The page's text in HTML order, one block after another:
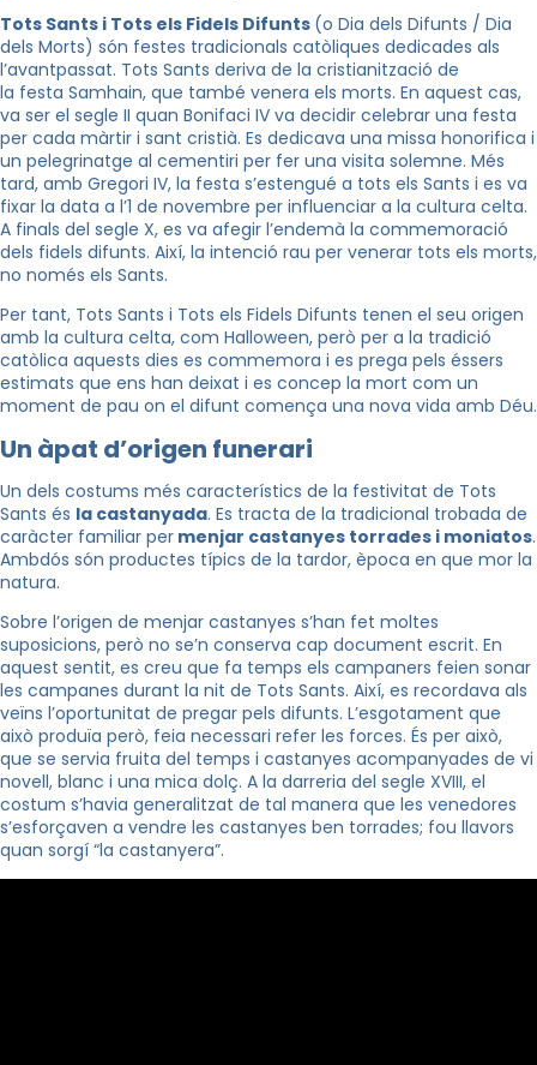
Tots Sants i Tots els Fidels Difunts (o Dia dels Difunts / Dia
dels Morts) són festes tradicionals catòliques dedicades als
l’avantpassat. Tots Sants deriva de la cristianització de
la festa Samhain, que també venera els morts. En aquest cas,
va ser el segle II quan Bonifaci IV va decidir celebrar una festa
per cada màrtir i sant cristià. Es dedicava una missa honorifica i
un pelegrinatge al cementiri per fer una visita solemne. Més
tard, amb Gregori IV, la festa s’estengué a tots els Sants i es va
fixar la data a l’1 de novembre per influenciar a la cultura celta.
A finals del segle X, es va afegir l’endemà la commemoració
dels fidels difunts. Així, la intenció rau per venerar tots els morts,
no només els Sants.
Per tant, Tots Sants i Tots els Fidels Difunts tenen el seu origen
amb la cultura celta, com Halloween, però per a la tradició
catòlica aquests dies es commemora i es prega pels éssers
estimats que ens han deixat i es concep la mort com un
moment de pau on el difunt comença una nova vida amb Déu.
Un àpat d’origen funerari
Un dels costums més característics de la festivitat de Tots
Sants és la castanyada. Es tracta de la tradicional trobada de
caràcter familiar per menjar castanyes torrades i moniatos.
Ambdós són productes típics de la tardor, època en que mor la
natura.
Sobre l’origen de menjar castanyes s’han fet moltes
suposicions, però no se’n conserva cap document escrit. En
aquest sentit, es creu que fa temps els campaners feien sonar
les campanes durant la nit de Tots Sants. Així, es recordava als
veïns l’oportunitat de pregar pels difunts. L’esgotament que
això produïa però, feia necessari refer les forces. És per això,
que se servia fruita del temps i castanyes acompanyades de vi
novell, blanc i una mica dolç. A la darreria del segle XVIII, el
costum s’havia generalitzat de tal manera que les venedores
s’esforçaven a vendre les castanyes ben torrades; fou llavors
quan sorgí “la castanyera”.